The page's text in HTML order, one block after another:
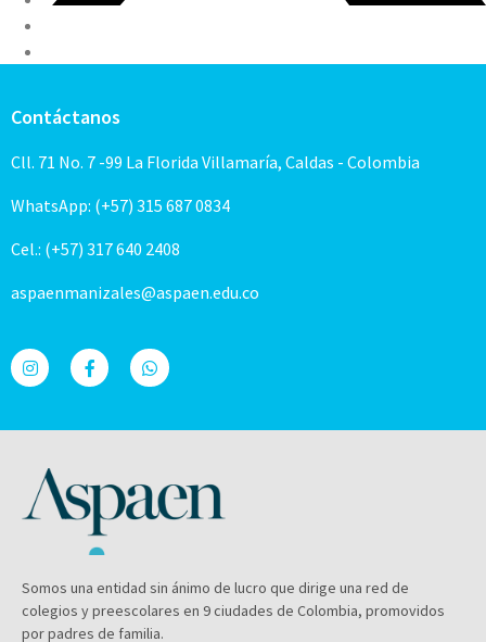
Contáctanos
Cll. 71 No. 7 -99 La Florida Villamaría, Caldas - Colombia
WhatsApp: (+57) 315 687 0834
Cel.: (+57) 317 640 2408
aspaenmanizales@aspaen.edu.co
Somos una entidad sin ánimo de lucro que dirige una red de
colegios y preescolares en 9 ciudades de Colombia, promovidos
por padres de familia.